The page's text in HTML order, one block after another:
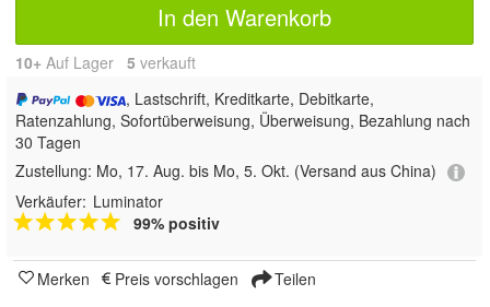
In den Warenkorb
10+ Auf Lager 5 verkauft
, Lastschrift, Kreditkarte, Debitkarte,
Ratenzahlung, Sofortüberweisung, Überweisung, Bezahlung nach
30 Tagen
Zustellung: Mo, 17. Aug. bis Mo, 5. Okt. (Versand aus China)
Verkäufer: Luminator
99% positiv
Merken Preis vorschlagen Teilen